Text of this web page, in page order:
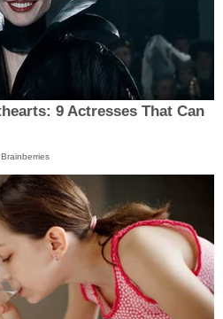
9 Actresses That Can
Brainberries